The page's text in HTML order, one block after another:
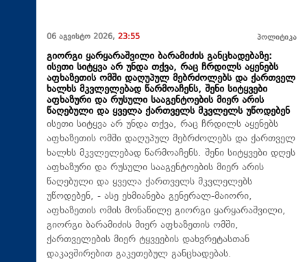
06 აგვისტო 2026, 23:55 პოლიტიკა
გიორგი ყარყარაშვილი ბარამიძის განცხადებაზე:
ისეთი სიტყვა არ უნდა თქვა, რაც ჩრდილს აყენებს
აფხაზეთის ომში დაღუპულ მებრძოლებს და ქართველ
ხალხს მკვლელებად წარმოაჩენს, შენი სიტყვები
აფხაზური და რუსული სააგენტოების მიერ არის
წაღებული და ყველა ქართველს მკვლელს უწოდებენ
ისეთი სიტყვა არ უნდა თქვა, რაც ჩრდილს აყენებს
აფხაზეთის ომში დაღუპულ მებრძოლებს და ქართველ
ხალხს მკვლელებად წარმოაჩენს. შენი სიტყვები დღეს
აფხაზური და რუსული სააგენტოების მიერ არის
წაღებული და ყველა ქართველს მკვლელებს
უწოდებენ, - ასე ეხმიანება გენერალ-მაიორი,
აფხაზეთის ომის მონაწილე გიორგი ყარყარაშვილი,
გიორგი ბარამიძის მიერ აფხაზეთის ომში,
ქართველების მიერ ტყვეების დახვრეტასთან
დაკავშირებით გაკეთებულ განცხადებას.